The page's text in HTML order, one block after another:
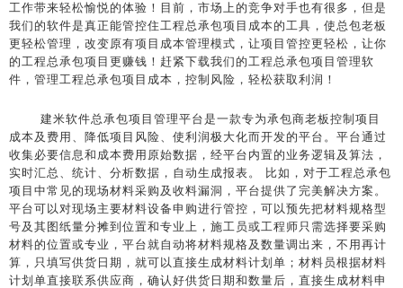
工作带来轻松愉悦的体验！目前，市场上的竞争对手也有很多，但是
我们的软件是真正能管控住工程总承包项目成本的工具，使总包老板
更轻松管理，改变原有项目成本管理模式，让项目管控更轻松，让你
的工程总承包项目更赚钱！赶紧下载我们的工程总承包项目管理软
件，管理工程总承包项目成本，控制风险，轻松获取利润！
建米软件总承包项目管理平台是一款专为承包商老板控制项目
成本及费用、降低项目风险、使利润极大化而开发的平台。平台通过
收集必要信息和成本费用原始数据，经平台内置的业务逻辑及算法，
实时汇总、统计、分析数据，自动生成报表。 比如，对于工程总承包
项目中常见的现场材料采购及收料漏洞，平台提供了完美解决方案。
平台可以对现场主要材料设备申购进行管控，可以预先把材料规格型
号及其图纸量分摊到位置和专业上，施工员或工程师只需选择要采购
材料的位置或专业，平台就自动将材料规格及数量调出来，不用再计
算，只填写供货日期，就可以直接生成材料计划单；材料员根据材料
计划单直接联系供应商，确认好供货日期和数量后，直接生成材料申